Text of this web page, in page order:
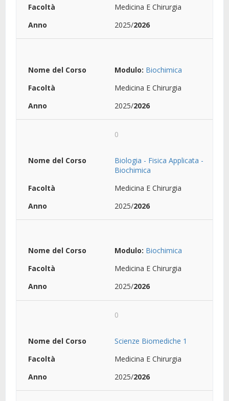
Medicina E Chirurgia
2025/2026
Modulo: Biochimica
Medicina E Chirurgia
2025/2026
0
Biologia - Fisica Applicata -
Biochimica
Medicina E Chirurgia
2025/2026
Modulo: Biochimica
Medicina E Chirurgia
2025/2026
0
Scienze Biomediche 1
Medicina E Chirurgia
2025/2026